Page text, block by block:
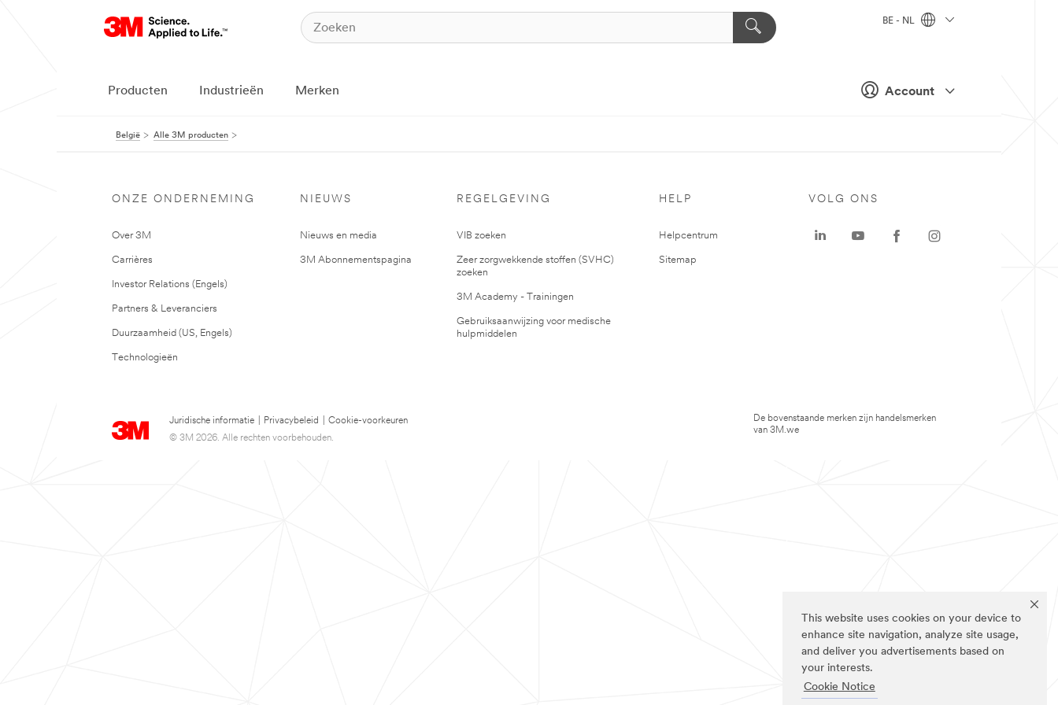
This website uses cookies on your device to
enhance site navigation, analyze site usage,
and deliver you advertisements based on
your interests.
Cookie Notice
Account
BE - NL
Producten Industrieën Merken
België Alle 3M producten
ONZE ONDERNEMING
Over 3M
Carrières
Investor Relations (Engels)
Partners & Leveranciers
Duurzaamheid (US, Engels)
Technologieën
NIEUWS
Nieuws en media
3M Abonnementspagina
REGELGEVING
VIB zoeken
Zeer zorgwekkende stoffen (SVHC)
zoeken
3M Academy - Trainingen
Gebruiksaanwijzing voor medische
hulpmiddelen
HELP
Helpcentrum
Sitemap
Juridische informatie Privacybeleid
Cookie-voorkeuren
© 3M 2026. Alle rechten voorbehouden.
VOLG ONS
De bovenstaande merken zijn handelsmerken
van 3M.we